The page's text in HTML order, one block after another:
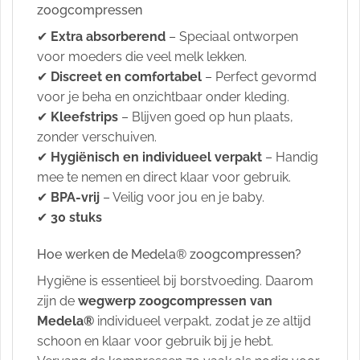
zoogcompressen
✔ Extra absorberend – Speciaal ontworpen
voor moeders die veel melk lekken.
✔ Discreet en comfortabel – Perfect gevormd
voor je beha en onzichtbaar onder kleding.
✔ Kleefstrips – Blijven goed op hun plaats,
zonder verschuiven.
✔ Hygiënisch en individueel verpakt – Handig
mee te nemen en direct klaar voor gebruik.
✔ BPA-vrij – Veilig voor jou en je baby.
✔ 30 stuks
Hoe werken de Medela® zoogcompressen?
Hygiëne is essentieel bij borstvoeding. Daarom
zijn de wegwerp zoogcompressen van
Medela® individueel verpakt, zodat je ze altijd
schoon en klaar voor gebruik bij je hebt.